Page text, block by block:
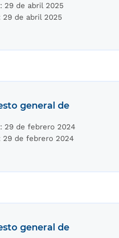
29 de abril 2025
29 de abril 2025
general de
29 de febrero 2024
29 de febrero 2024
general de